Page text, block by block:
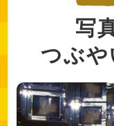
写
つぶや